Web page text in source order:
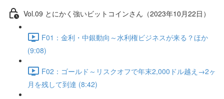
Vol.09 とにかく強いビットコインさん（2023年10月22日）
F01：金利・中銀動向～水利権ビジネスが来る？ほか
(9:08)
F02：ゴールド～リスクオフで年末2,000ドル越え→2ヶ
月を残して到達 (8:42)